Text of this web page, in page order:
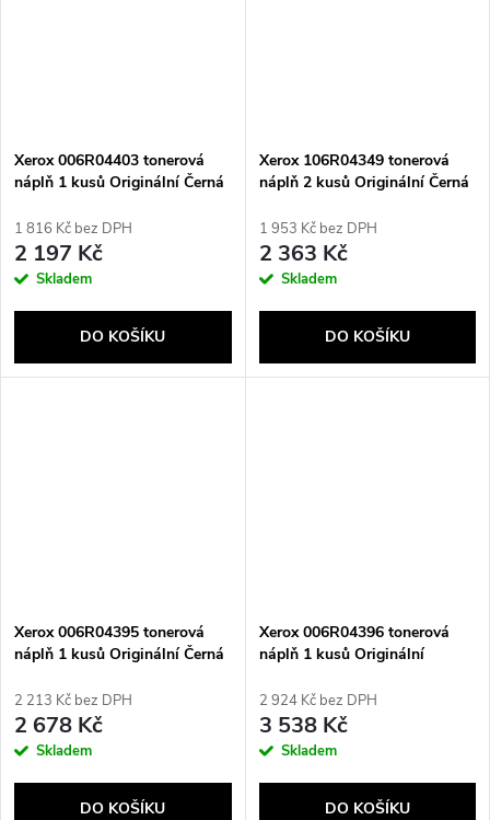
Xerox 006R04403 tonerová
náplň 1 kusů Originální Černá
1 816 Kč bez DPH
2 197 Kč
Skladem
DO KOŠÍKU
Xerox 106R04349 tonerová
náplň 2 kusů Originální Černá
1 953 Kč bez DPH
2 363 Kč
Skladem
DO KOŠÍKU
Xerox 006R04395 tonerová
náplň 1 kusů Originální Černá
2 213 Kč bez DPH
2 678 Kč
Skladem
DO KOŠÍKU
Xerox 006R04396 tonerová
náplň 1 kusů Originální
2 924 Kč bez DPH
3 538 Kč
Skladem
DO KOŠÍKU